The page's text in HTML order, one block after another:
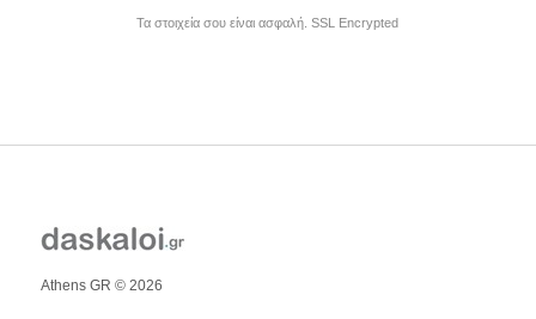
Τα στοιχεία σου είναι ασφαλή. SSL Encrypted
Athens GR © 2026